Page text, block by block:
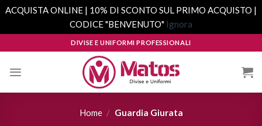
ACQUISTA ONLINE | 10% DI SCONTO SUL PRIMO ACQUISTO |
CODICE "BENVENUTO" Ignora
to
content
DIVISE E UNIFORMI PROFESSIONALI
Home / Guardia Giurata